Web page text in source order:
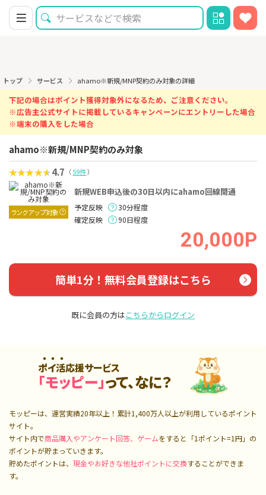
トップ サービス ahamo※新規/MNP契約のみ対象の詳細
下記の場合はポイント獲得対象外になるため、ご注意ください。
※広告主公式サイトに掲載しているキャンペーンにエントリーした場合
※端末の購入をした場合
ahamo※新規/MNP契約のみ対象
4.7 （59件）
ランクアップ対象
新規WEB申込後の30日以内にahamo回線開通
予定反映
30分程度
確定反映
90日程度
20,000P
簡単1分！無料会員登録はこちら
既に会員の方はこちらからログイン
ポイ活応援サービス
「モッピー」って、なに？
モッピーは、運営実績20年以上！累計1,400万人以上が利用しているポイント
サイト。
サイト内で商品購入やアンケート回答、ゲームをすると「1ポイント=1円」の
ポイントが貯まっていきます。
貯めたポイントは、 現金やお好きな他社ポイントに交換することができま
す。